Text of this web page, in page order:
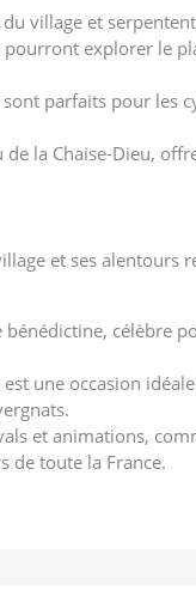
village et
explorer le
parfaits pour les
de la Chaise-Dieu,
et ses alentours
bénédictine, célèbre
une occasion
et animations,
de toute la France.